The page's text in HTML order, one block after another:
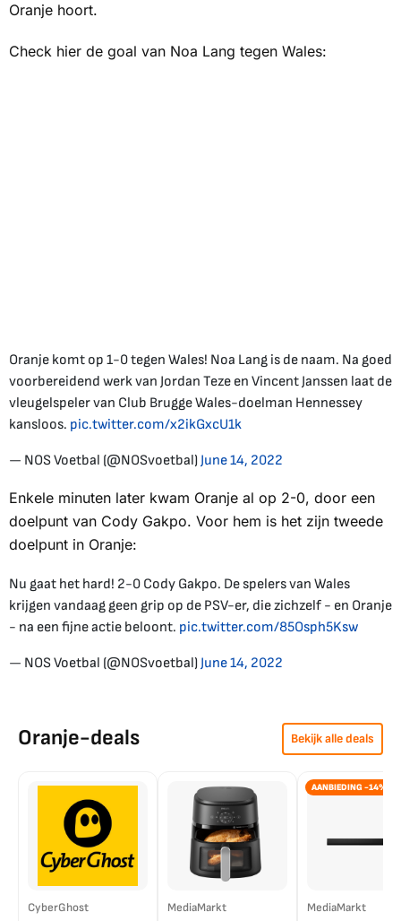
Oranje hoort.
Check hier de goal van Noa Lang tegen Wales:
Oranje komt op 1-0 tegen Wales! Noa Lang is de naam. Na goed
voorbereidend werk van Jordan Teze en Vincent Janssen laat de
vleugelspeler van Club Brugge Wales-doelman Hennessey
kansloos. pic.twitter.com/x2ikGxcU1k
— NOS Voetbal (@NOSvoetbal)June 14, 2022
Enkele minuten later kwam Oranje al op 2-0, door een
doelpunt van Cody Gakpo. Voor hem is het zijn tweede
doelpunt in Oranje:
Nu gaat het hard! 2-0 Cody Gakpo. De spelers van Wales
krijgen vandaag geen grip op de PSV-er, die zichzelf - en Oranje
- na een fijne actie beloont. pic.twitter.com/85Osph5Ksw
— NOS Voetbal (@NOSvoetbal)June 14, 2022
Oranje-deals Bekijk alle deals
CyberGhost MediaMarkt
AANBIEDING -14%
MediaMarkt